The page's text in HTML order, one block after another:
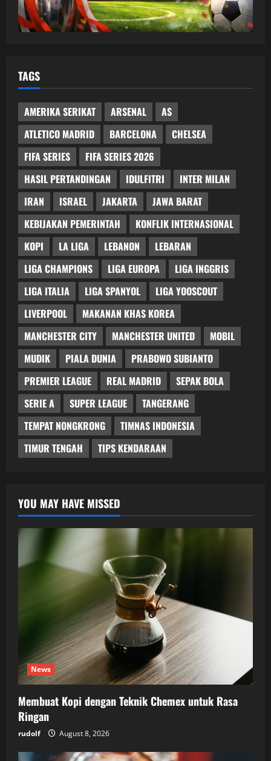
TAGS
AMERIKA SERIKAT ARSENAL
AS
ATLETICO MADRID
BARCELONA
CHELSEA
FIFA SERIES
FIFA SERIES 2026
HASIL PERTANDINGAN
IDULFITRI
INTER MILAN
IRAN
ISRAEL JAKARTA
JAWA BARAT
KEBIJAKAN PEMERINTAH
KONFLIK INTERNASIONAL
KOPI
LA LIGA LEBANON
LEBARAN
LIGA CHAMPIONS
LIGA EUROPA
LIGA INGGRIS
LIGA ITALIA
LIGA SPANYOL
LIGA YOOSCOUT
LIVERPOOL
MAKANAN KHAS KOREA
MANCHESTER CITY
MANCHESTER UNITED
MOBIL
MUDIK
PIALA DUNIA
PRABOWO SUBIANTO
PREMIER LEAGUE
REAL MADRID
SEPAK BOLA
SERIE A
SUPER LEAGUE
TANGERANG
TEMPAT NONGKRONG
TIMNAS INDONESIA
TIMUR TENGAH
TIPS KENDARAAN
YOU MAY HAVE MISSED
News
Membuat Kopi dengan Teknik Chemex untuk Rasa
Ringan
rudolf August 8, 2026